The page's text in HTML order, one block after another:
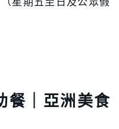
｜ 亞洲美食